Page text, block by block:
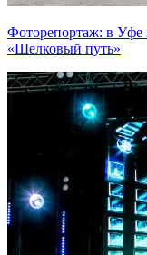
Фоторепортаж: в Уфе
«Шелковый путь»